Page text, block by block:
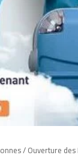
/Ouverture